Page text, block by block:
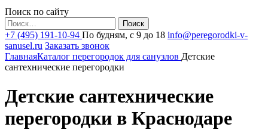
Поиск по сайту
Найти:
+7 (495) 191-10-94 По будням, с 9 до 18 info@peregorodki-v-
sanusel.ru Заказать звонок
ГлавнаяКаталог перегородок для санузлов Детские
сантехнические перегородки
Детские сантехнические
перегородки в Краснодаре